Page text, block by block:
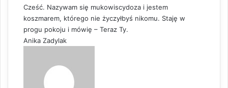
Cześć. Nazywam się mukowiscydoza i jestem
koszmarem, którego nie życzyłbyś nikomu. Staję w
progu pokoju i mówię – Teraz Ty.
Anika Zadylak